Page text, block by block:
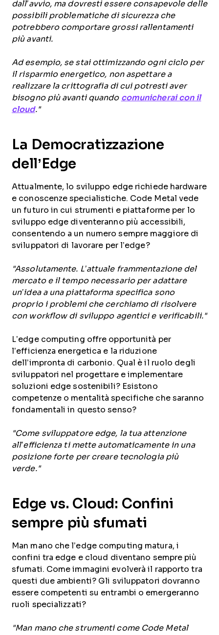
dall’avvio, ma dovresti essere consapevole delle
possibili problematiche di sicurezza che
potrebbero comportare grossi rallentamenti
più avanti.
Ad esempio, se stai ottimizzando ogni ciclo per
il risparmio energetico, non aspettare a
realizzare la crittografia di cui potresti aver
bisogno più avanti quando comunicherai con il
cloud."
La Democratizzazione
dell’Edge
Attualmente, lo sviluppo edge richiede hardware
e conoscenze specialistiche. Code Metal vede
un futuro in cui strumenti e piattaforme per lo
sviluppo edge diventeranno più accessibili,
consentendo a un numero sempre maggiore di
sviluppatori di lavorare per l’edge?
"Assolutamente. L’attuale frammentazione del
mercato e il tempo necessario per adattare
un’idea a una piattaforma specifica sono
proprio i problemi che cerchiamo di risolvere
con workflow di sviluppo agentici e verificabili."
L’edge computing offre opportunità per
l’efficienza energetica e la riduzione
dell’impronta di carbonio. Qual è il ruolo degli
sviluppatori nel progettare e implementare
soluzioni edge sostenibili? Esistono
competenze o mentalità specifiche che saranno
fondamentali in questo senso?
"Come sviluppatore edge, la tua attenzione
all’efficienza ti mette automaticamente in una
posizione forte per creare tecnologia più
verde."
Edge vs. Cloud: Confini
sempre più sfumati
Man mano che l’edge computing matura, i
confini tra edge e cloud diventano sempre più
sfumati. Come immagini evolverà il rapporto tra
questi due ambienti? Gli sviluppatori dovranno
essere competenti su entrambi o emergeranno
ruoli specializzati?
"Man mano che strumenti come Code Metal